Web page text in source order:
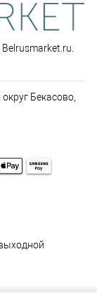
Бекасово,